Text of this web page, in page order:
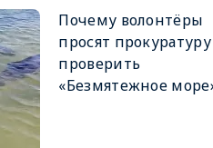
Почему волонтёры
просят прокуратуру
проверить
«Безмятежное